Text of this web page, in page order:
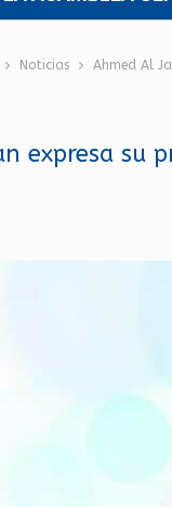
Noticias Ahmed Al
expresa su